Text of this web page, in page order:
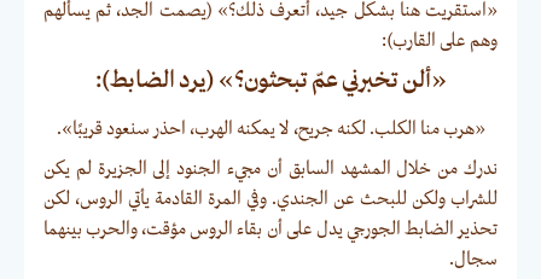
«استقريت هنا بشكل جيد، أتعرف ذلك؟» (يصمت الجد، ثم يسألهم
وهم على القارب):
«ألن تخبرني عمّ تبحثون؟» (يرد الضابط):
«هرب منا الكلب. لكنه جريح، لا يمكنه الهرب، احذر سنعود قريبًا».
ندرك من خلال المشهد السابق أن مجيء الجنود إلى الجزيرة لم يكن
للشراب ولكن للبحث عن الجندي. وفي المرة القادمة يأتي الروس، لكن
تحذير الضابط الجورجي يدل على أن بقاء الروس مؤقت، والحرب بينهما
سجال.